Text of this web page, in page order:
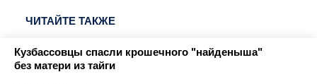
ЧИТАЙТЕ ТАКЖЕ
Кузбассовцы спасли крошечного "найденыша"
без матери из тайги